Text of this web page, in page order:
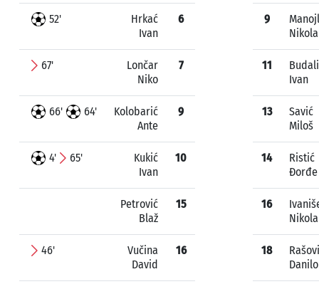
52'
Hrkać
Ivan
6
67'
Lončar
Niko
7
66' 64'
Kolobarić
Ante
9
4' 65'
Kukić
Ivan
10
Petrović
Blaž
15
46'
Vučina
David
16
9
Nikola
11
Ivan
13
Savić
Miloš
14
Ristić
Đorđe
16
Nikola
18
Danilo